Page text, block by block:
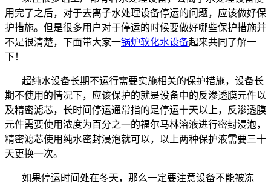
用完了之后，对于去离子水处理设备停运的问题，应该做好保
护措施。但是很多用户对于停运的时候要做好哪些保护措施并
不是很清楚，下面带大家一锅炉软化水设备起来共同了解一
下！
超纯水设备长期不运行需要实施相关的保护措施，设备长
期不使用的情况下，应该保护的就是设备中的反渗透膜元件以
及精密滤芯，长时间停运通常指的是停运十天以上，反渗透膜
元件需要使用浓度为百分之一的福尔马林溶液进行密封浸泡，
精密滤芯使用纯水密封浸泡就可以，以上两种保护液需要三十
天更换一次。
如果停运时间处在冬天，那么一定要注意设备不能被冻